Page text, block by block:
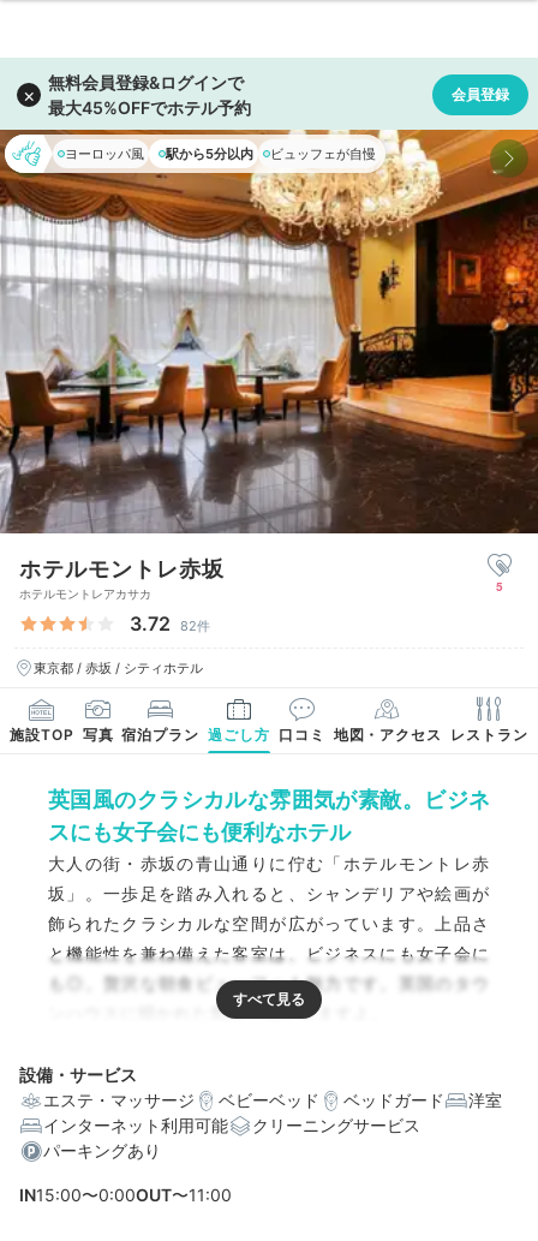
ヨーロッパ風 駅から5分以内 ビュッフェが自慢
ホテルモントレ赤坂
ホテルモントレアカサカ
3.72 82件
東京都 / 赤坂 / シティホテル
5
施設TOP 写真 宿泊プラン 過ごし方 口コミ 地図・アクセス レストラン
英国風のクラシカルな雰囲気が素敵。ビジネ
スにも女子会にも便利なホテル
大人の街・赤坂の青山通りに佇む「ホテルモントレ赤
坂」。一歩足を踏み入れると、シャンデリアや絵画が
飾られたクラシカルな空間が広がっています。上品さ
と機能性を兼ね備えた客室は、ビジネスにも女子会に
も◎。贅沢な朝食ビュッフェも魅力です。英国のタウ
ンハウスに招かれた気分で過ごせますよ。
編集部おすすめの３つのポイント
赤坂見附駅から徒歩約5分。ビジネスにも東京散歩にも便
設備・サービス
エステ・マッサージ
ベビーベッド ベッドガード
洋室
インターネット利用可能
クリーニングサービス
パーキングあり
IN15:00〜0:00OUT〜11:00